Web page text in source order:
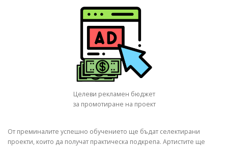
Целеви рекламен бюджет
за промотиране на проект
От преминалите успешно обучението ще бъдат селектирани
проекти, които да получат практическа подкрепа. Артистите ще